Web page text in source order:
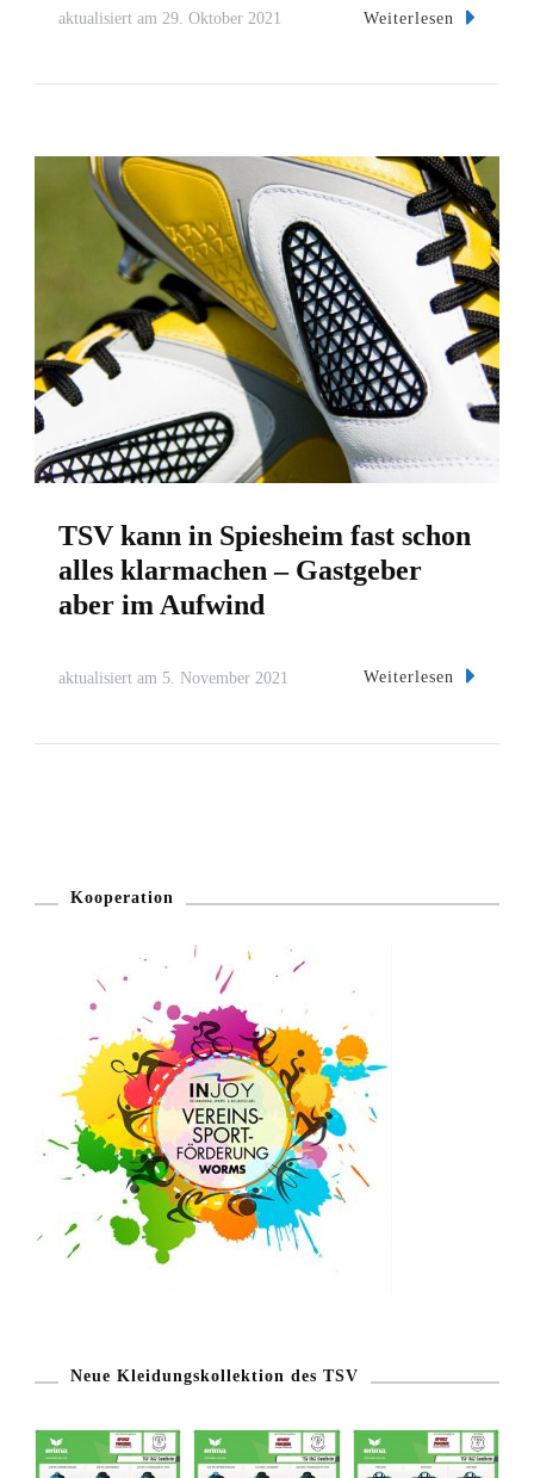
aktualisiert am 29. Oktober 2021 Weiterlesen
TSV kann in Spiesheim fast schon
alles klarmachen – Gastgeber
aber im Aufwind
aktualisiert am 5. November 2021 Weiterlesen
Kooperation
Neue Kleidungskollektion des TSV